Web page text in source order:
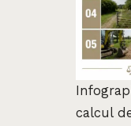
calcul